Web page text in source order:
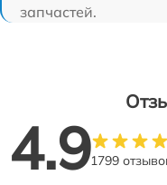
запчастей.
4.91799